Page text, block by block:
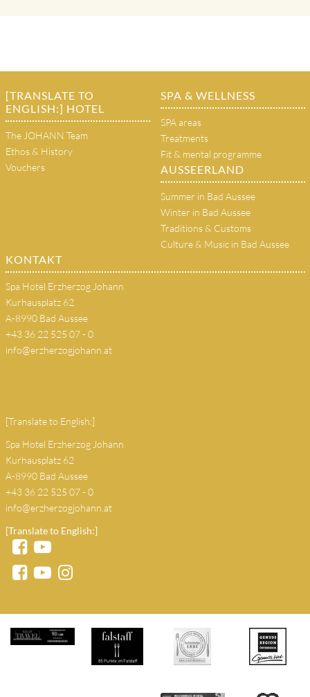
[TRANSLATE TO
ENGLISH:] HOTEL
The JOHANN Team
Ethos & History
Vouchers
SPA & WELLNESS
SPA areas
Treatments
Fit & mental programme
AUSSEERLAND
Summer in Bad Aussee
Winter in Bad Aussee
Traditions & Customs
Culture & Music in Bad Aussee
KONTAKT
Spa Hotel Erzherzog Johann
Kurhausplatz 62
A-8990 Bad Aussee
+43 36 22 525 07 - 0
info@erzherzogjohann.at
[Translate to English:]
Spa Hotel Erzherzog Johann
Kurhausplatz 62
A-8990 Bad Aussee
+43 36 22 525 07 - 0
info@erzherzogjohann.at
[Translate to English:]